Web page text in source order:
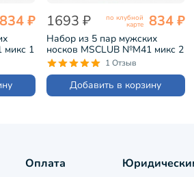
834 ₽
микс 1
1693 ₽ по клубной
карте 834 ₽
Набор из 5 пар мужских
носков MSCLUB №М41 микс 2
(ВИ5-НМ41) 1 Отзыв
Добавить в корзину
Оплата